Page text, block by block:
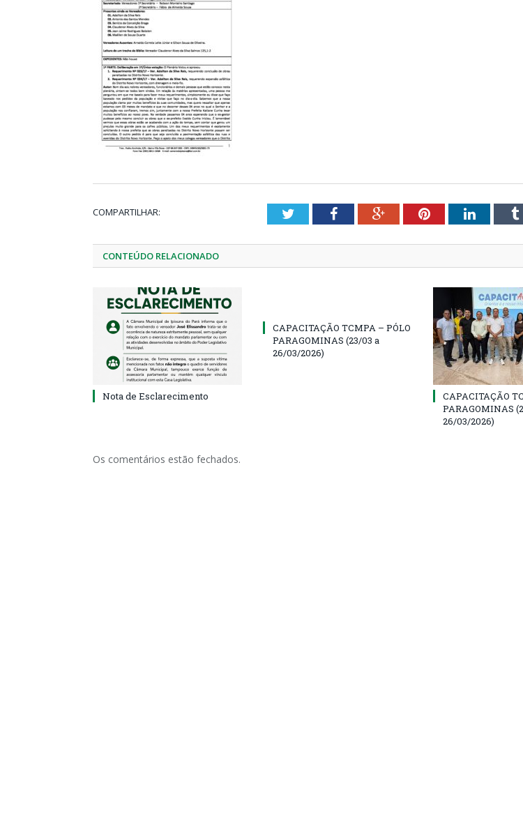
COMPARTILHAR: TwitterFacebookGoogle+PinterestLinkedIn
CONTEÚDO RELACIONADO
Nota de Esclarecimento
CAPACITAÇÃO TCMPA – PÓLO
PARAGOMINAS (23/03 a
26/03/2026)
CAPACITAÇÃO
PARAGOMINAS
26/03/2026)
Os comentários estão fechados.